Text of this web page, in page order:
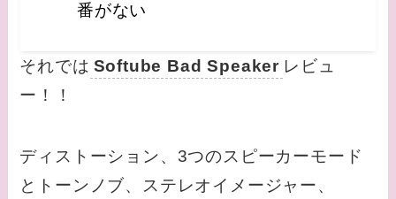
番がない
それでは Softube Bad Speaker レビュ
ー！！
ディストーション、3つのスピーカーモード
とトーンノブ、ステレオイメージャー、